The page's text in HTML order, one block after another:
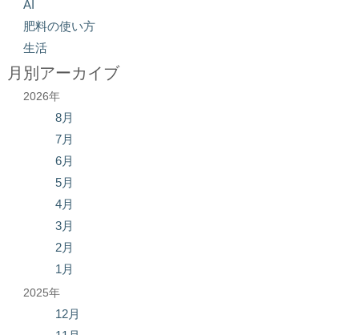
AI
肥料の使い方
生活
月別アーカイブ
2026年
8月
7月
6月
5月
4月
3月
2月
1月
2025年
12月